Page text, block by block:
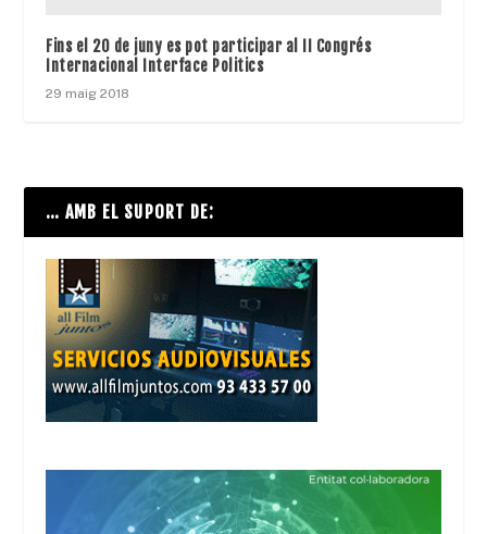
Fins el 20 de juny es pot participar al II Congrés
Internacional Interface Politics
29 maig 2018
… AMB EL SUPORT DE: